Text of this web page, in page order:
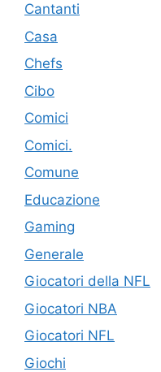
Cantanti
Casa
Chefs
Cibo
Comici
Comici.
Comune
Educazione
Gaming
Generale
Giocatori della NFL
Giocatori NBA
Giocatori NFL
Giochi